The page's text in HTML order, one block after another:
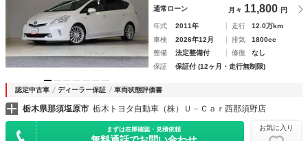
通常ローン 月々 11,800 円
年式 2011年 走行
12.0万km
車検
2026年12月 排気
1800cc
整備
法定整備付 修復
なし
保証
保証付 (12ヶ月・走行無制限)
認定中古車 ディーラー保証 車両状態評価書
栃木県那須塩原市 栃木トヨタ自動車（株）Ｕ－Ｃａｒ西那須野店
まずは在庫確認・見積依頼 お気に入り